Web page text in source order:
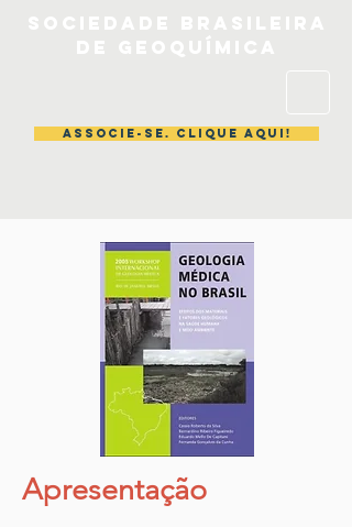
ASSOCIE-SE. CLIQUE AQUI!
Apresentação